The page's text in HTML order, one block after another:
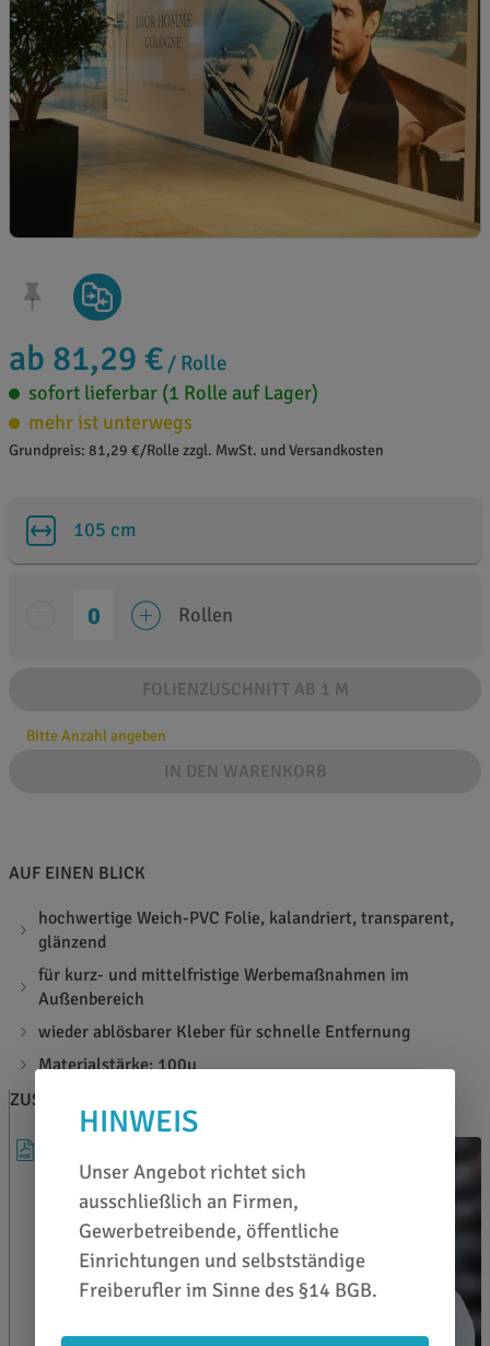
ab 81,29 € / Rolle
sofort lieferbar (1 Rolle auf Lager)
mehr ist unterwegs
Grundpreis: 81,29 €/Rolle zzgl. MwSt. und Versandkosten
105 cm
Rollen
FOLIENZUSCHNITT AB 1 M
Bitte Anzahl angeben
IN DEN WARENKORB
AUF EINEN BLICK
hochwertige Weich-PVC Folie, kalandriert, transparent,
glänzend
für kurz- und mittelfristige Werbemaßnahmen im
Außenbereich
wieder ablösbarer Kleber für schnelle Entfernung
Materialstärke: 100µ
ZUSATZINFOS
HINWEIS
Unser Angebot richtet sich
ausschließlich an Firmen,
Gewerbetreibende, öffentliche
Einrichtungen und selbstständige
Freiberufler im Sinne des §14 BGB.